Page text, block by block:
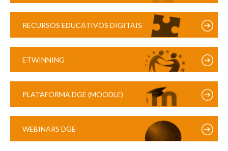
RECURSOS EDUCATIVOS DIGITAIS
ETWINNING
PLATAFORMA DGE (MOODLE)
WEBINARS DGE